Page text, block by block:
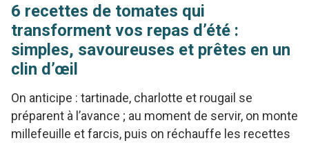
6 recettes de tomates qui
transforment vos repas d’été :
simples, savoureuses et prêtes en un
clin d’œil
On anticipe : tartinade, charlotte et rougail se
préparent à l’avance ; au moment de servir, on monte
millefeuille et farcis, puis on réchauffe les recettes